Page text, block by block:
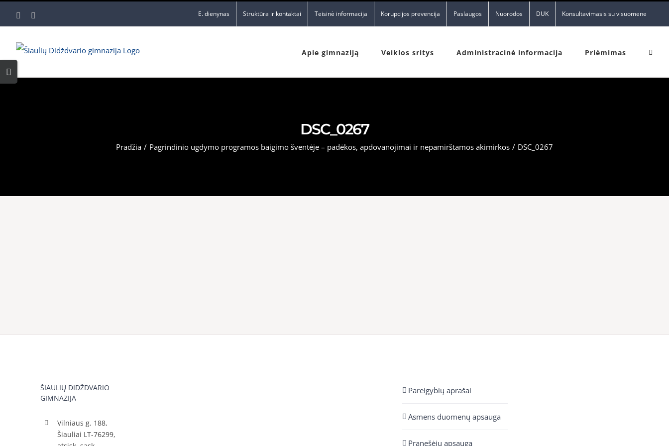
Facebook E. dienynas Struktūra ir kontaktai Teisinė informacija Korupcijos prevencija Paslaugos Nuorodos DUK Konsultavimasis su visuomene
Apie gimnaziją Veiklos sritys Administracinė informacija Priėmimas
DSC_0267
Pradžia / Pagrindinio ugdymo programos baigimo šventėje – padėkos, apdovanojimai ir nepamirštamos akimirkos / DSC_0267
ŠIAULIŲ DIDŽDVARIO
GIMNAZIJA
Vilniaus g. 188,
Šiauliai LT-76299,
Pareigybių aprašai
Asmens duomenų apsauga
Pranešėjų apsauga
Toggle
Sliding